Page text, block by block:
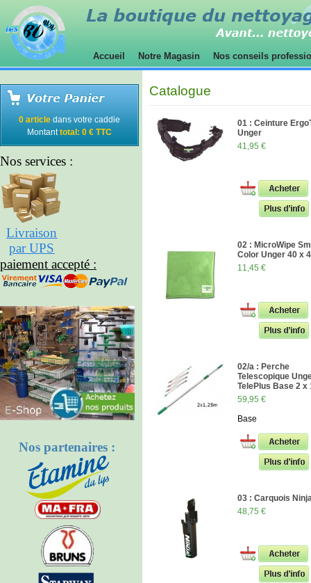
Accueil Notre Magasin Nos conseils
0 article dans votre caddie
Montanttotal: 0 € TTC
Nos services :
Livraison
par UPS
paiement accepté :
Nos partenaires :
Catalogue
01 : Ceinture
Unger
41,95 €
02 : MicroWipe
Color Unger 40 x
11,45 €
02/a : Perche
Telescopique
TelePlus Base 2 x
59,95 €
Base
03 : Carquois
48,75 €